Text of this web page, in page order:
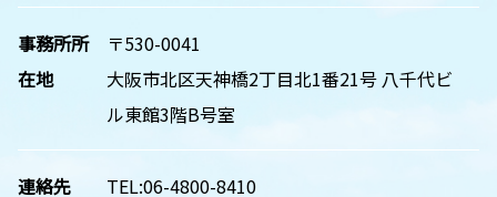
事務所所
在地
〒530-0041
大阪市北区天神橋2丁目北1番21号 八千代ビ
ル東館3階B号室
連絡先 TEL:06-4800-8410